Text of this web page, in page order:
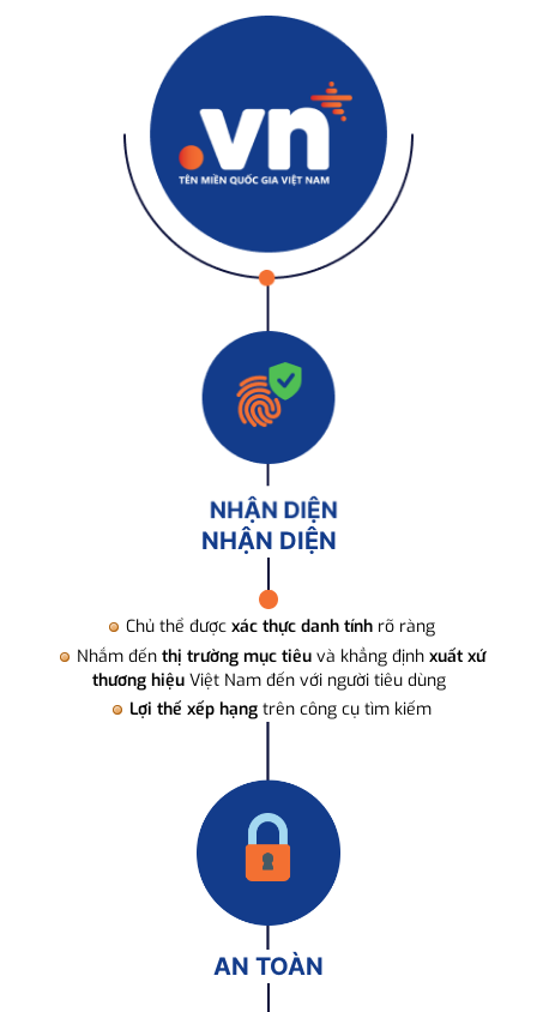
NHẬN DIỆN
Chủ thể được xác thực danh tính rõ ràng
Nhắm đến thị trường mục tiêuvà khẳng định xuất xứ
thương hiệuViệt Nam đến với người tiêu dùng
Lợi thế xếp hạng trên công cụ tìm kiếm
AN TOÀN